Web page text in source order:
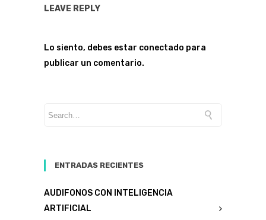
LEAVE REPLY
Lo siento, debes estar conectado para
publicar un comentario.
ENTRADAS RECIENTES
AUDIFONOS CON INTELIGENCIA
ARTIFICIAL